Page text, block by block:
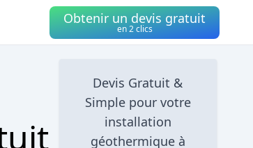
Obtenir un devis gratuit
en 2 clics
Devis Gratuit &
Simple pour votre
installation
géothermique à